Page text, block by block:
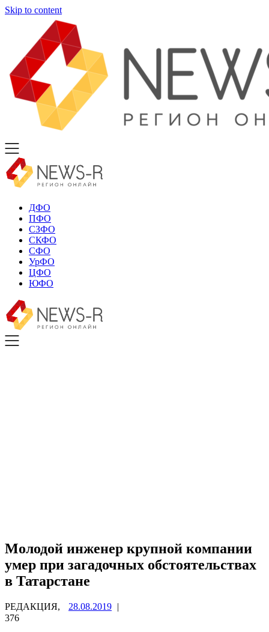
Skip to content
ДФО
ПФО
СЗФО
СКФО
СФО
УрФО
ЦФО
ЮФО
Молодой инженер крупной компании
умер при загадочных обстоятельствах
в Татарстане
РЕДАКЦИЯ, 28.08.2019 |
376